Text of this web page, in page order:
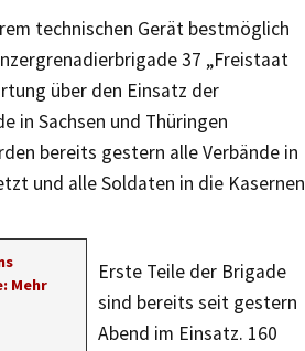
technischen Gerät bestmöglich
37 „Freistaat
über den Einsatz der
in Sachsen und Thüringen
bereits gestern alle Verbände in
und alle Soldaten in die Kasernen
Mehr
Erste Teile der Brigade
sind bereits seit gestern
Abend im Einsatz. 160